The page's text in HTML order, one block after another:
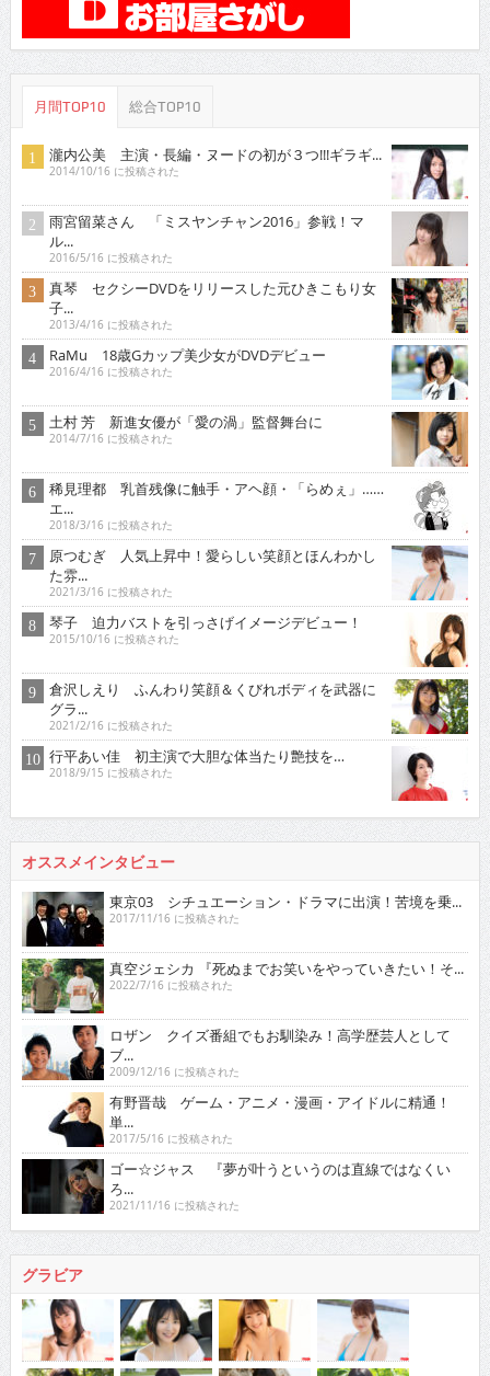
月間TOP10 総合TOP10
瀧内公美 主演・長編・ヌードの初が３つ!!!ギラギ...
2014/10/16 に投稿された
雨宮留菜さん 「ミスヤンチャン2016」参戦！マ
ル...
2016/5/16 に投稿された
真琴 セクシーDVDをリリースした元ひきこもり女
子...
2013/4/16 に投稿された
RaMu 18歳Gカップ美少女がDVDデビュー
2016/4/16 に投稿された
土村 芳 新進女優が「愛の渦」監督舞台に
2014/7/16 に投稿された
稀見理都 乳首残像に触手・アヘ顔・「らめぇ」……
エ...
2018/3/16 に投稿された
原つむぎ 人気上昇中！愛らしい笑顔とほんわかし
た雰...
2021/3/16 に投稿された
琴子 迫力バストを引っさげイメージデビュー！
2015/10/16 に投稿された
倉沢しえり ふんわり笑顔＆くびれボディを武器に
グラ...
2021/2/16 に投稿された
行平あい佳 初主演で大胆な体当たり艶技を…
2018/9/15 に投稿された
オススメインタビュー
東京03 シチュエーション・ドラマに出演！苦境を乗...
2017/11/16 に投稿された
真空ジェシカ 『死ぬまでお笑いをやっていきたい！そ...
2022/7/16 に投稿された
ロザン クイズ番組でもお馴染み！高学歴芸人として
ブ...
2009/12/16 に投稿された
有野晋哉 ゲーム・アニメ・漫画・アイドルに精通！
単...
2017/5/16 に投稿された
ゴー☆ジャス 『夢が叶うというのは直線ではなくい
ろ...
2021/11/16 に投稿された
グラビア